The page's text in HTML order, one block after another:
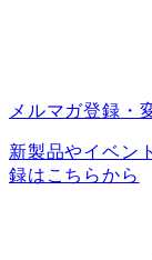
メルマガ登録・
新製品やイベン
録はこちらから